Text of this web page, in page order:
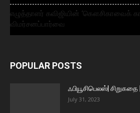
எழுத்தாளர் கவிஜியின் ‘கௌசிகாவைக்
விமர்சனப்பார்வை
POPULAR POSTS
ஃபியூசிபெலஸ்| சிறுகதை
July 31, 2023